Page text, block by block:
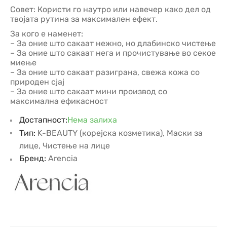
Совет: Користи го наутро или навечер како дел од
твојата рутина за максимален ефект.
За кого е наменет:
– За оние што сакаат нежно, но длабинско чистење
– За оние што сакаат нега и прочистување во секое
миење
– За оние што сакаат разиграна, свежа кожа со
природен сјај
– За оние што сакаат мини производ со
максимална ефикасност
Достапност:Нема залиха
Тип: K-BEAUTY (корејска козметика), Маски за
лице, Чистење на лице
Бренд: Arencia